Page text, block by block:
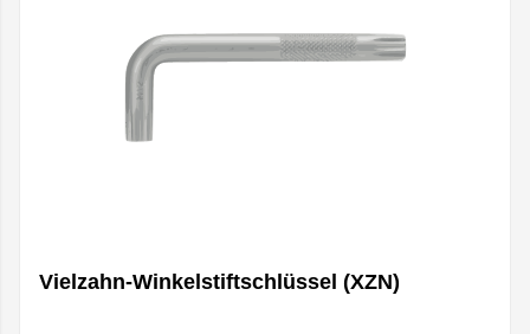
Vielzahn-Winkelstiftschlüssel (XZN)